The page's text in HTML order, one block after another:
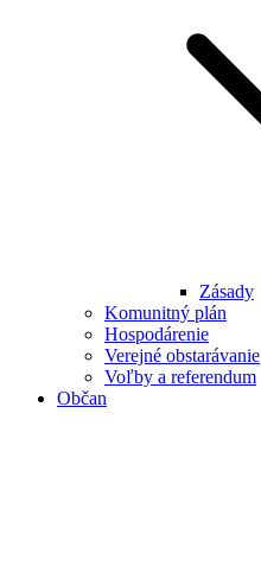
Zásady
Komunitný plán
Hospodárenie
Verejné obstarávanie
Voľby a referendum
Občan